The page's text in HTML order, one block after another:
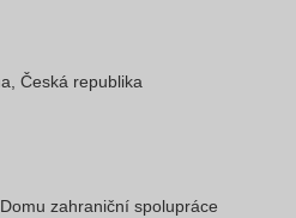
Česká republika
zahraniční spolupráce